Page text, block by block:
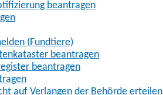
beantragen
(Fundtiere)
beantragen
beantragen
auf Verlangen der Behörde erteilen